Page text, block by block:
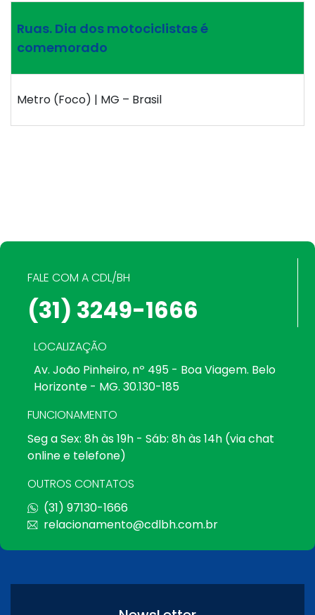
Ruas. Dia dos motociclistas é
comemorado
Metro (Foco) | MG – Brasil
FALE COM A CDL/BH
(31) 3249-1666
LOCALIZAÇÃO
Av. João Pinheiro, nº 495 - Boa Viagem. Belo
Horizonte - MG. 30.130-185
FUNCIONAMENTO
Seg a Sex: 8h às 19h - Sáb: 8h às 14h (via chat
online e telefone)
OUTROS CONTATOS
(31) 97130-1666
relacionamento@cdlbh.com.br